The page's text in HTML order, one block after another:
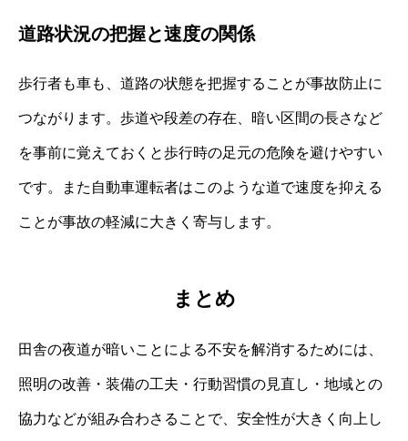
道路状況の把握と速度の関係
歩行者も車も、道路の状態を把握することが事故防止に
つながります。歩道や段差の存在、暗い区間の長さなど
を事前に覚えておくと歩行時の足元の危険を避けやすい
です。また自動車運転者はこのような道で速度を抑える
ことが事故の軽減に大きく寄与します。
まとめ
田舎の夜道が暗いことによる不安を解消するためには、
照明の改善・装備の工夫・行動習慣の見直し・地域との
協力などが組み合わさることで、安全性が大きく向上し